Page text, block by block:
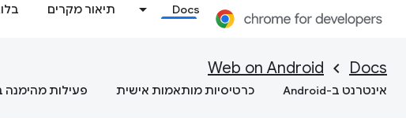
Docs תיאור מקרים
Docs
Web on Android
אינטרנט ב-Android כרטיסיות מותאמות אישית פעילות מהימנה